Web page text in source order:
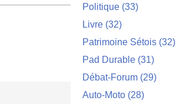
Politique (33)
Livre (32)
Patrimoine Sétois (32)
Pad Durable (31)
Débat-Forum (29)
Auto-Moto (28)